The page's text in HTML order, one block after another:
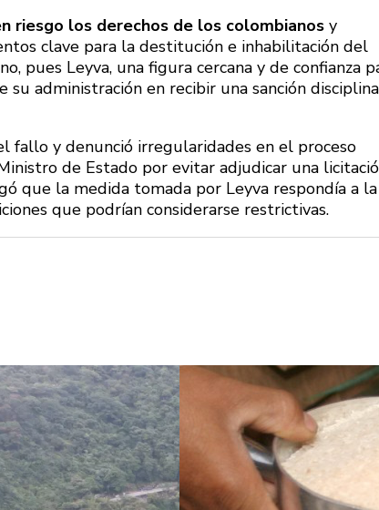
riesgo los derechos de los colombianos y
clave para la destitución e inhabilitación del
pues Leyva, una figura cercana y de confianza
administración en recibir una sanción
fallo y denunció irregularidades en el proceso
de Estado por evitar adjudicar una
que la medida tomada por Leyva respondía a la
que podrían considerarse restrictivas.
puente
puede
años
¿Pagaron menos de lo
permitido por el arroz
Meta? La SIC puso bajo la
lupa a siete compradores